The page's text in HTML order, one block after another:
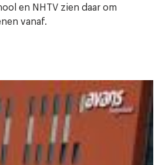
en NHTV zien daar om
vanaf.